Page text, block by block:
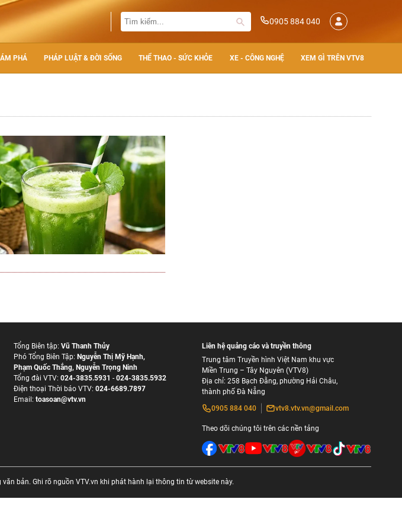
0905 884 040
PHÁ PHÁP LUẬT & ĐỜI SỐNG THỂ THAO - SỨC KHỎE XE - CÔNG NGHỆ XEM GÌ TRÊN VTV8
Tổng Biên tập: Vũ Thanh Thủy
Phó Tổng Biên Tập: Nguyễn Thị Mỹ Hạnh,
Phạm Quốc Thắng, Nguyễn Trọng Ninh
Tổng đài VTV: 024-3835.5931 - 024-3835.5932
Ðiện thoại Thời báo VTV: 024-6689.7897
Email: toasoan@vtv.vn
Liên hệ quảng cáo và truyền thông
Trung tâm Truyền hình Việt Nam khu vực
Miền Trung – Tây Nguyên (VTV8)
Địa chỉ: 258 Bạch Đằng, phường Hải Châu,
thành phố Đà Nẵng
0905 884 040
vtv8.vtv.vn@gmail.com
Theo dõi chúng tôi trên các nền tảng
bản. Ghi rõ nguồn VTV.vn khi phát hành lại thông tin từ website này.